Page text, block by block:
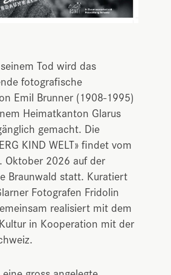
Tod wird das
fotografische
Emil Brunner (1908-1995)
Heimatkanton Glarus
gemacht. Die
KIND WELT» findet vom
Oktober 2026 auf der
Braunwald statt. Kuratiert
Fotografen Fridolin
realisiert mit dem
in Kooperation mit der